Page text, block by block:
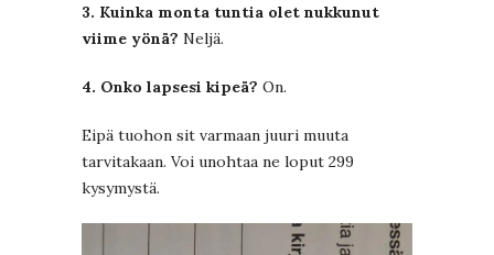
3. Kuinka monta tuntia olet nukkunut
viime yönä? Neljä.
4. Onko lapsesi kipeä? On.
Eipä tuohon sit varmaan juuri muuta
tarvitakaan. Voi unohtaa ne loput 299
kysymystä.